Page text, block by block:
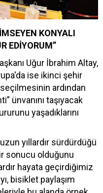
KONYALI
EDİYORUM”
Uğur İbrahim Altay,
ise ikinci şehir
ardından
ünvanını taşıyacak
yaşadıklarını
yıllardır sürdürdüğü
sonucu olduğunu
hayata geçirdiğimiz
bisiklet paylaşım